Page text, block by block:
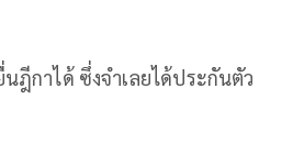
ฎีกาได้ ซึ่งจำเลยได้ประกันตัว